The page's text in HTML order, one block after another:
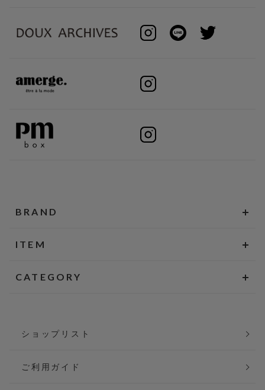
BRAND
ITEM
CATEGORY
ショップリスト
ご利用ガイド